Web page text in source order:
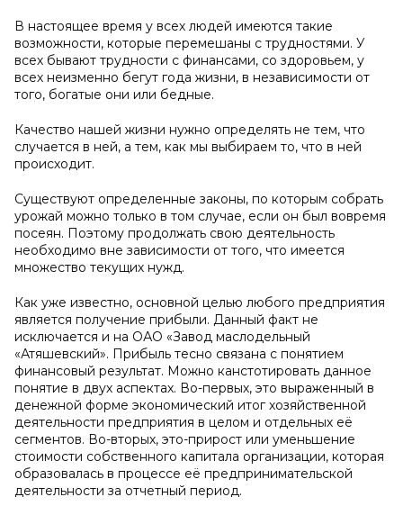
В настоящее время у всех людей имеются такие
возможности, которые перемешаны с трудностями. У
всех бывают трудности с финансами, со здоровьем, у
всех неизменно бегут года жизни, в независимости от
того, богатые они или бедные.
Качество нашей жизни нужно определять не тем, что
случается в ней, а тем, как мы выбираем то, что в ней
происходит.
Существуют определенные законы, по которым собрать
урожай можно только в том случае, если он был вовремя
посеян. Поэтому продолжать свою деятельность
необходимо вне зависимости от того, что имеется
множество текущих нужд.
Как уже известно, основной целью любого предприятия
является получение прибыли. Данный факт не
исключается и на ОАО «Завод маслодельный
«Атяшевский». Прибыль тесно связана с понятием
финансовый результат. Можно канстотировать данное
понятие в двух аспектах. Во-первых, это выраженный в
денежной форме экономический итог хозяйственной
деятельности предприятия в целом и отдельных её
сегментов. Во-вторых, это-прирост или уменьшение
стоимости собственного капитала организации, которая
образовалась в процессе её предпринимательской
деятельности за отчетный период.